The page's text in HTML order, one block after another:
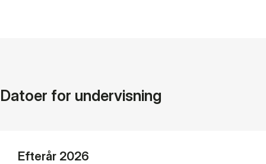
Datoer for undervisning
Efterår 2026